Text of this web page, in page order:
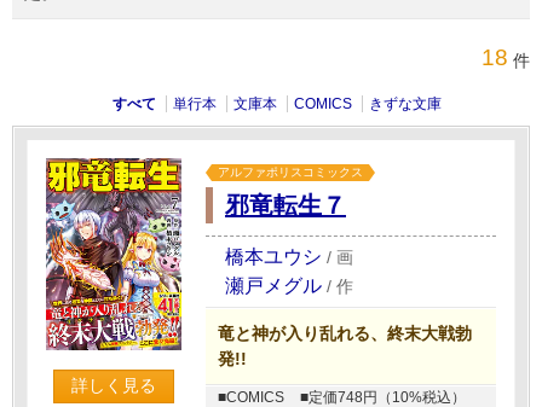
18 件
すべて 単行本 文庫本 COMICS きずな文庫
詳しく見る
アルファポリスコミックス
邪竜転生７
橋本ユウシ / 画
瀬戸メグル / 作
竜と神が入り乱れる、終末大戦勃
発!!
■COMICS
■定価748円（10%税込）